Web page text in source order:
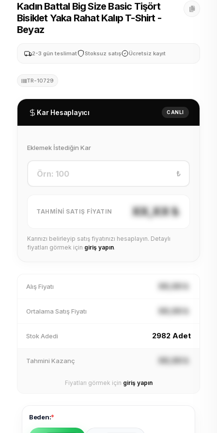
Kadın Battal Big Size Basic Tişört
Bisiklet Yaka Rahat Kalıp T-Shirt -
Beyaz
2-3 gün teslimat Stoksuz satış Ücretsiz kayıt
TR-10729
Kar Hesaplayıcı CANLI
Eklemek İstediğin Kar
₺
TAHMINI SATIŞ FIYATIN XX,XX ₺
Karınızı belirleyip satış fiyatınızı hesaplayın. Detaylı
fiyatları görmek için giriş yapın.
Alış Fiyatı XX,XX ₺
Ortalama Satış Fiyatı XX,XX ₺
Stok Adedi 2982 Adet
Tahmini Kazanç XX,XX ₺
Fiyatları görmek için giriş yapın
Beden:*